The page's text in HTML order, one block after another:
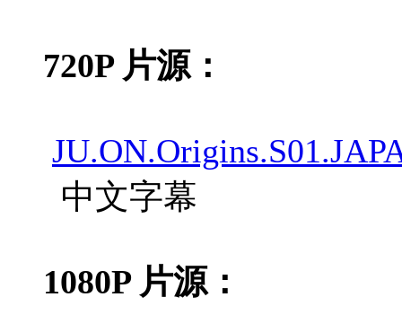
720P 片源：
中文字幕
1080P 片源：